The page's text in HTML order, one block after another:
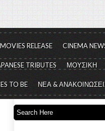
MOVIES RELEASE CINEMA
TRIBUTES ΜΟΥΣΙΚΗ
TO BE ΝΕΑ &